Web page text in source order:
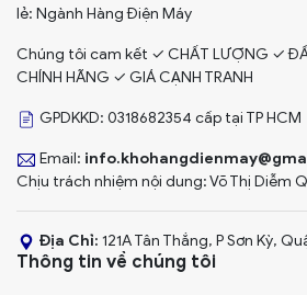
lẻ: Ngành Hàng Điện Máy
Chúng tôi cam kết ✓ CHẤT LƯỢNG ✓
CHÍNH HÃNG ✓ GIÁ CẠNH TRANH
GPDKKD: 0318682354 cấp tại TP HCM
Email:
Chịu trách nhiệm nội dung: Võ Thị Diễm
Địa Chỉ: 121A Tân Thắng, P Sơn Kỳ,
Thông tin về chúng tôi